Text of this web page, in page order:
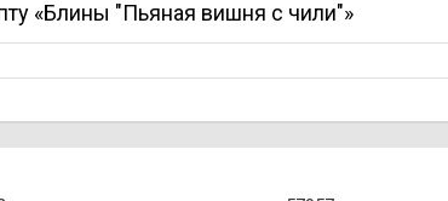
«Блины "Пьяная вишня с чили"»